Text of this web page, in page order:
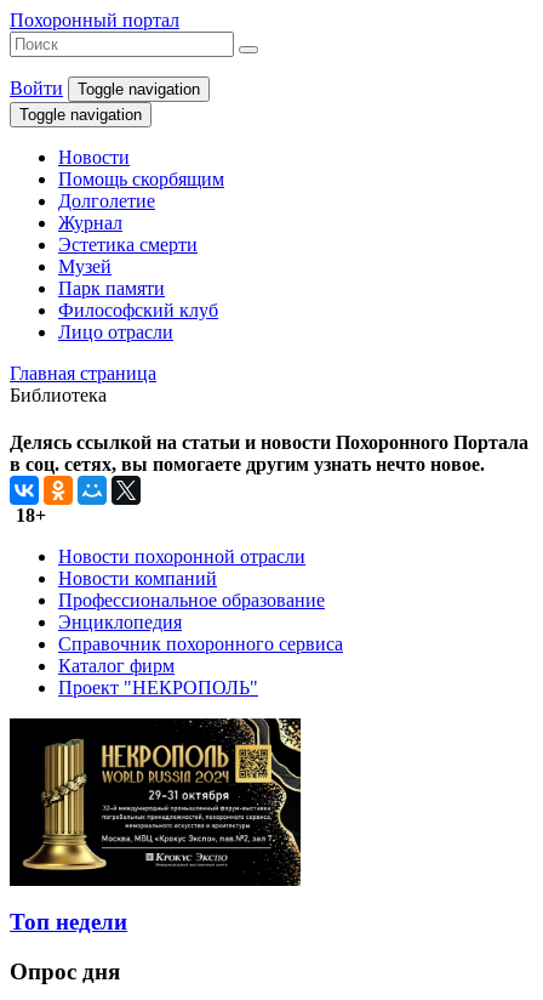
Похоронный портал
Войти
Toggle navigation
Toggle navigation
Новости
Помощь скорбящим
Долголетие
Журнал
Эстетика смерти
Музей
Парк памяти
Философский клуб
Лицо отрасли
Главная страница
Библиотека
Делясь ссылкой на статьи и новости Похоронного Портала
в соц. сетях, вы помогаете другим узнать нечто новое.
18+
Новости похоронной отрасли
Новости компаний
Профессиональное образование
Энциклопедия
Справочник похоронного сервиса
Каталог фирм
Проект "НЕКРОПОЛЬ"
Топ недели
Опрос дня